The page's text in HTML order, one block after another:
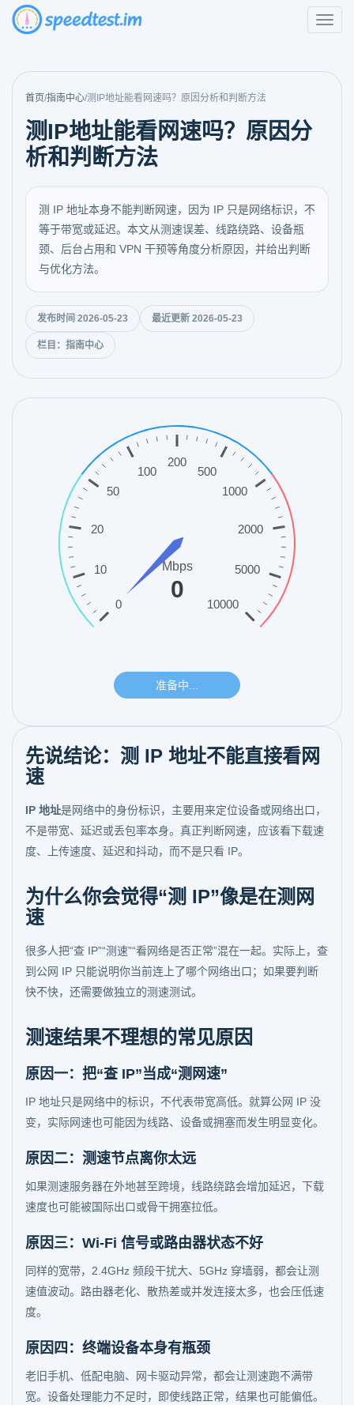
首页/指南中心/测IP地址能看网速吗？原因分析和判断方法
测IP地址能看网速吗？原因分
析和判断方法
测 IP 地址本身不能判断网速，因为 IP 只是网络标识，不
等于带宽或延迟。本文从测速误差、线路绕路、设备瓶
颈、后台占用和 VPN 干预等角度分析原因，并给出判断
与优化方法。
发布时间 2026-05-23 最近更新 2026-05-23
栏目：指南中心
先说结论：测 IP 地址不能直接看网
速
IP 地址是网络中的身份标识，主要用来定位设备或网络出口，
不是带宽、延迟或丢包率本身。真正判断网速，应该看下载速
度、上传速度、延迟和抖动，而不是只看 IP。
为什么你会觉得“测 IP”像是在测网
速
很多人把“查 IP”“测速”“看网络是否正常”混在一起。实际上，查
到公网 IP 只能说明你当前连上了哪个网络出口；如果要判断
快不快，还需要做独立的测速测试。
测速结果不理想的常见原因
原因一：把“查 IP”当成“测网速”
IP 地址只是网络中的标识，不代表带宽高低。就算公网 IP 没
变，实际网速也可能因为线路、设备或拥塞而发生明显变化。
原因二：测速节点离你太远
如果测速服务器在外地甚至跨境，线路绕路会增加延迟，下载
速度也可能被国际出口或骨干拥塞拉低。
原因三：Wi-Fi 信号或路由器状态不好
同样的宽带，2.4GHz 频段干扰大、5GHz 穿墙弱，都会让测
速值波动。路由器老化、散热差或并发连接太多，也会压低速
度。
原因四：终端设备本身有瓶颈
老旧手机、低配电脑、网卡驱动异常，都会让测速跑不满带
宽。设备处理能力不足时，即使线路正常，结果也可能偏低。